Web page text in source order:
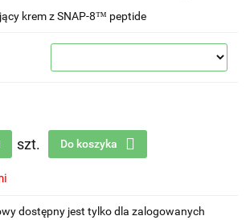
krem z SNAP-8™ peptide
szt. Do koszyka
dostępny jest tylko dla zalogowanych